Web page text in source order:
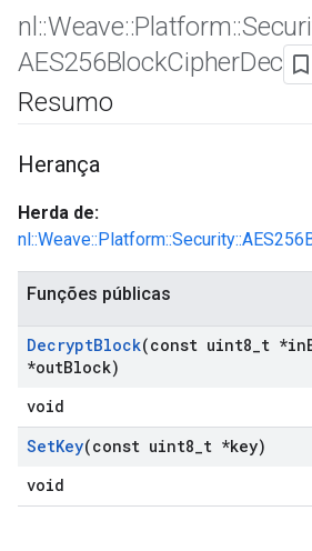
nl ::Weave::Platform::
AES256BlockCipherDec
Resumo
Herança
Herda de:
Funções públicas
DecryptBlock(const uint8 t *in
*outBlock)
void
SetKey(const uint8 t *key)
void